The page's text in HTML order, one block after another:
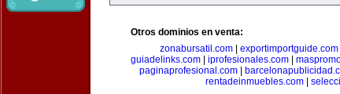
Otros dominios en venta:
zonabursatil.com
exportimportguide.com
guiadelinks.com
iprofesionales.com
paginaprofesional.com|
rentadeinmuebles.com|